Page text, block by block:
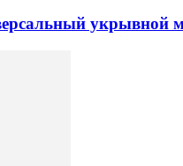
укрывной